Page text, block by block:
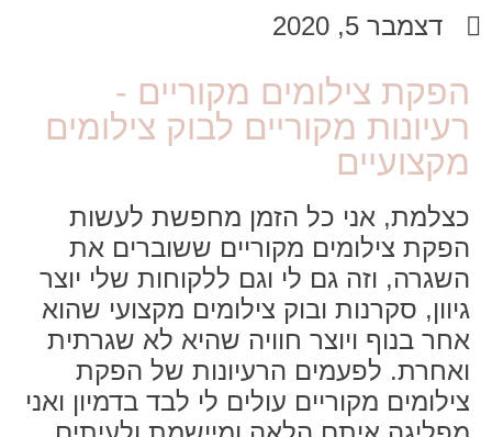
דצמבר 5, 2020
הפקת צילומים מקוריים -
רעיונות מקוריים לבוק צילומים
מקצועיים
כצלמת, אני כל הזמן מחפשת לעשות
הפקת צילומים מקוריים ששוברים את
השגרה, וזה גם לי וגם ללקוחות שלי יוצר
גיוון, סקרנות ובוק צילומים מקצועי שהוא
אחר בנוף ויוצר חוויה שהיא לא שגרתית
ואחרת. לפעמים הרעיונות של הפקת
צילומים מקוריים עולים לי לבד בדמיון ואני